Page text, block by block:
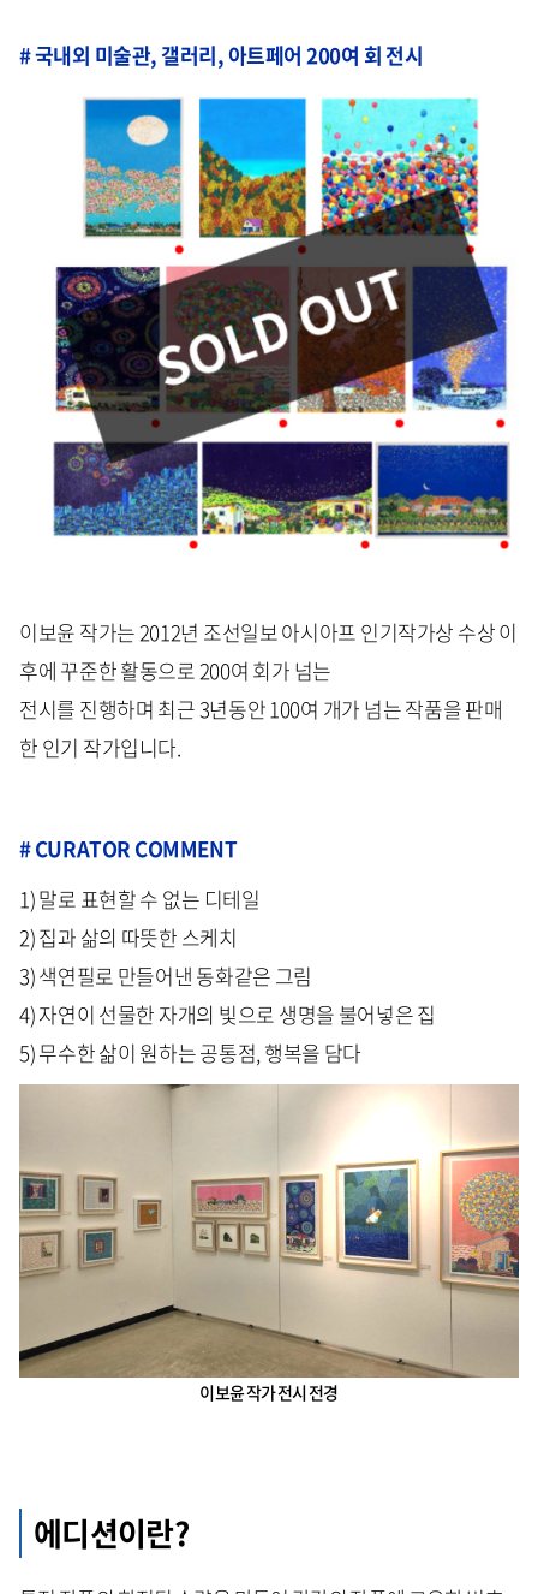
# 국내외 미술관, 갤러리, 아트페어 200여 회 전시
이보윤 작가는 2012년 조선일보 아시아프 인기작가상 수상 이
후에 꾸준한 활동으로 200여 회가 넘는
전시를 진행하며 최근 3년동안 100여 개가 넘는 작품을 판매
한 인기 작가입니다.
#CURATOR COMMENT
1) 말로 표현할 수 없는 디테일
2) 집과 삶의 따뜻한 스케치
3) 색연필로 만들어낸 동화같은 그림
4) 자연이 선물한 자개의 빛으로 생명을 불어넣은 집
5) 무수한 삶이 원하는 공통점, 행복을 담다
이보윤 작가 전시 전경
에디션이란?